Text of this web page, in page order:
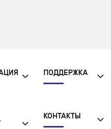
ПОДДЕРЖКА
КОНТАКТЫ